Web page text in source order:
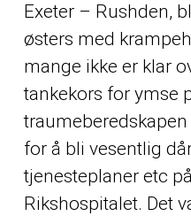
Exeter – Rushden,
østers med
mange ikke er klar
tankekors for ymse
for å bli vesentlig
tjenesteplaner etc
Rikshospitalet. Det